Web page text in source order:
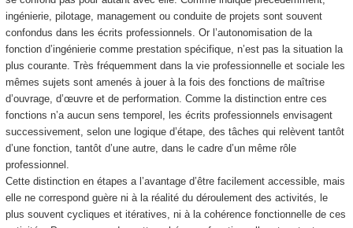
ingénierie, pilotage, management ou conduite de projets sont souvent
confondus dans les écrits professionnels. Or l’autonomisation de la
fonction d’ingénierie comme prestation spécifique, n’est pas la situation la
plus courante. Très fréquemment dans la vie professionnelle et sociale les
mêmes sujets sont amenés à jouer à la fois des fonctions de maîtrise
d’ouvrage, d’œuvre et de performation. Comme la distinction entre ces
fonctions n’a aucun sens temporel, les écrits professionnels envisagent
successivement, selon une logique d’étape, des tâches qui relèvent tantôt
d’une fonction, tantôt d’une autre, dans le cadre d’un même rôle
professionnel.
Cette distinction en étapes a l’avantage d’être facilement accessible, mais
elle ne correspond guère ni à la réalité du déroulement des activités, le
plus souvent cycliques et itératives, ni à la cohérence fonctionnelle de ces